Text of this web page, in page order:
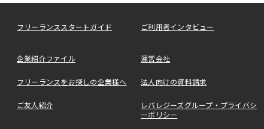
フリーランススタートガイド ご利用者インタビュー
企業紹介ファイル 運営会社
フリーランスをお探しの企業様へ 法人向けの資料請求
ご友人紹介
レバレジーズグループ・プライバシ
ーポリシー